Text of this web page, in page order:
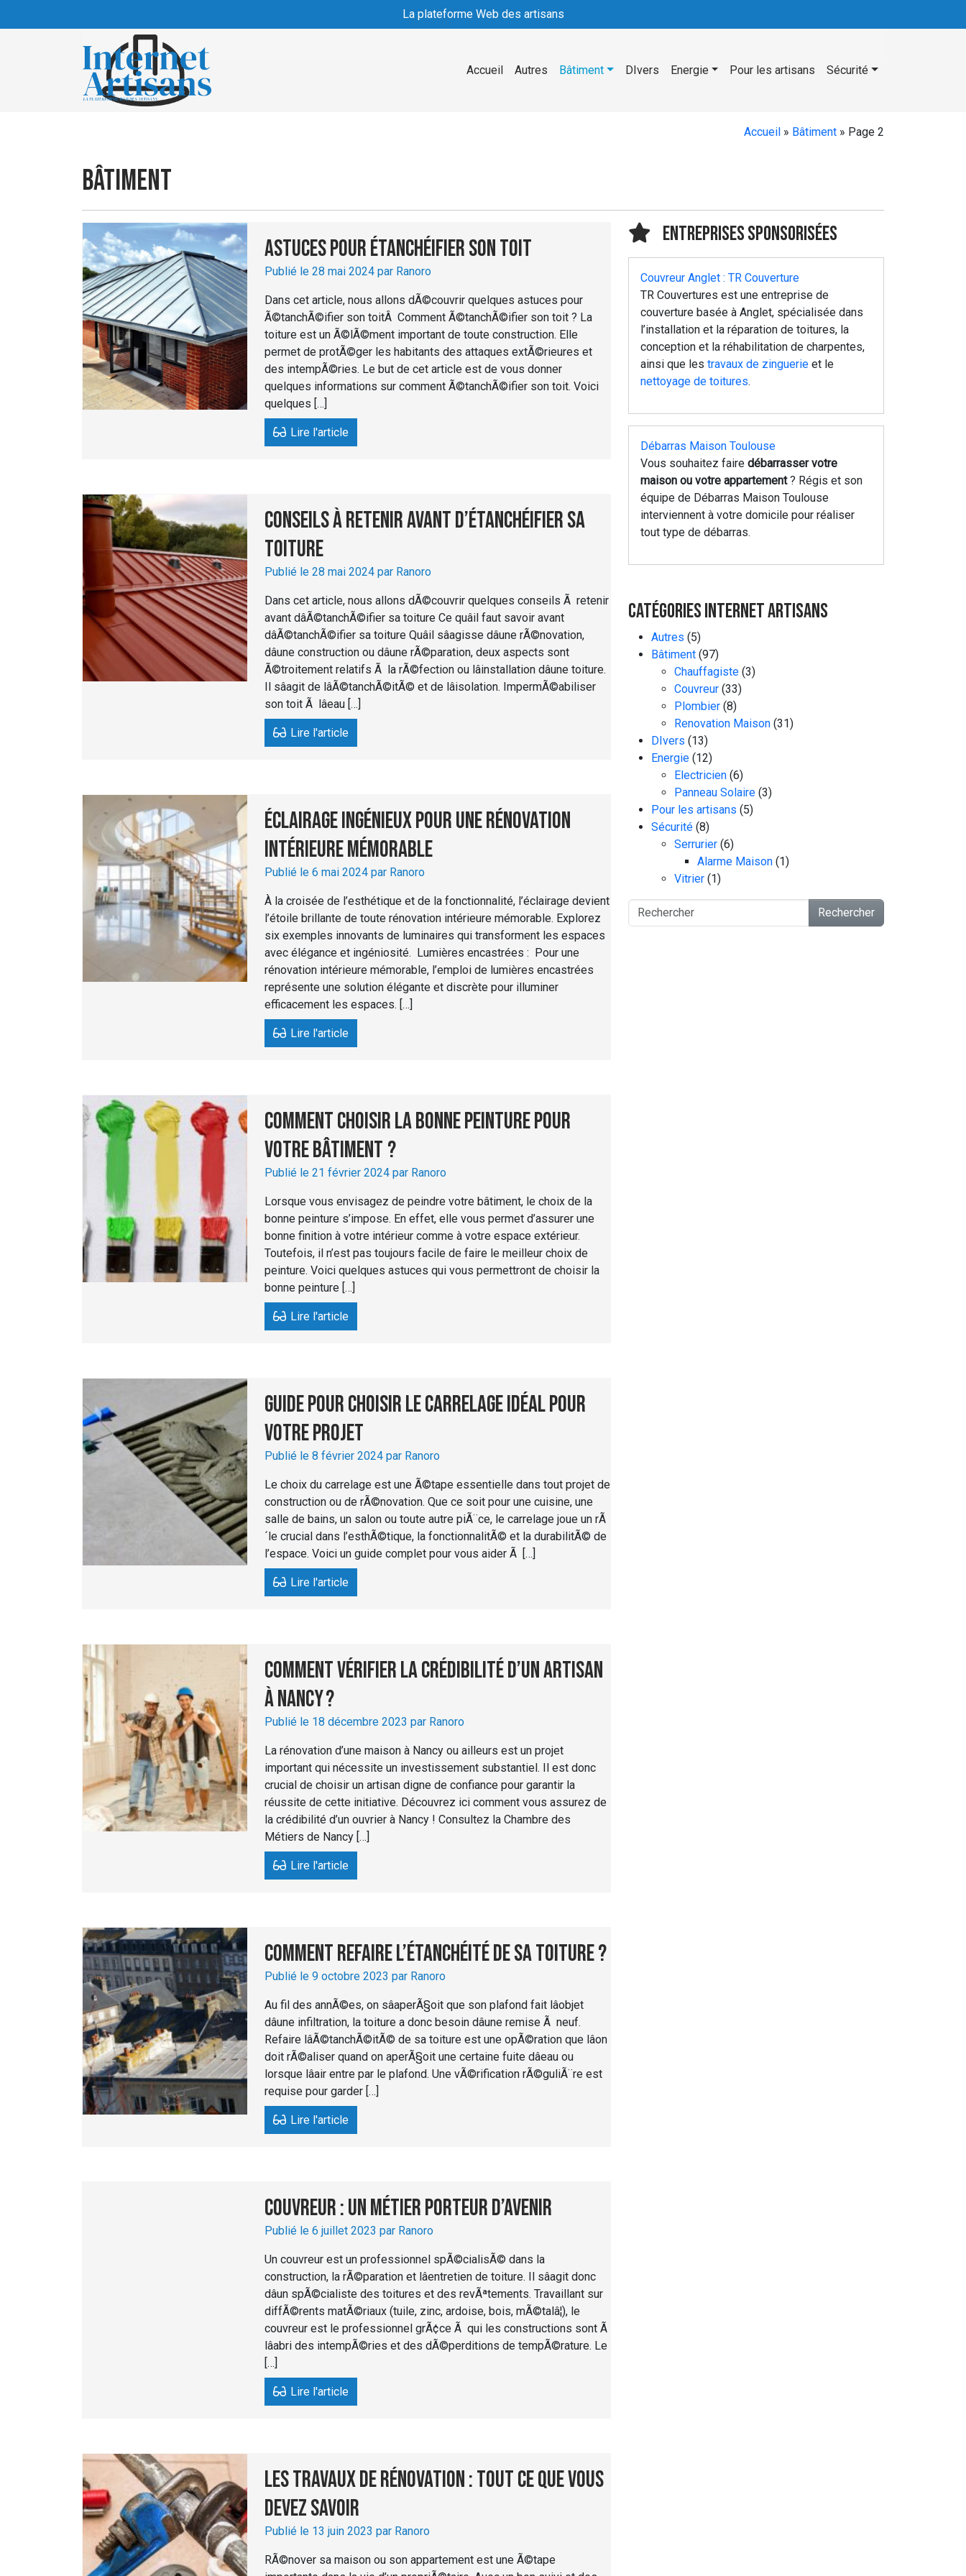
La plateforme Web des artisans
Accueil Autres Bâtiment DIvers Energie Pour les artisans Sécurité
Accueil » Bâtiment » Page 2
Bâtiment
Astuces pour étanchéifier son toit
Publié le 28 mai 2024 par Ranoro
Dans cet article, nous allons dÃ©couvrir quelques astuces pour
Ã©tanchÃ©ifier son toitÂ Comment Ã©tanchÃ©ifier son toit ? La
toiture est un Ã©lÃ©ment important de toute construction. Elle
permet de protÃ©ger les habitants des attaques extÃ©rieures et
des intempÃ©ries. Le but de cet article est de vous donner
quelques informations sur comment Ã©tanchÃ©ifier son toit. Voici
quelques […]
Lire l'article
Conseils à retenir avant d’étanchéifier sa
toiture
Publié le 28 mai 2024 par Ranoro
Dans cet article, nous allons dÃ©couvrir quelques conseils Ã retenir
avant dâÃ©tanchÃ©ifier sa toiture Ce quâil faut savoir avant
dâÃ©tanchÃ©ifier sa toiture Quâil sâagisse dâune rÃ©novation,
dâune construction ou dâune rÃ©paration, deux aspects sont
Ã©troitement relatifs Ã la rÃ©fection ou lâinstallation dâune toiture.
Il sâagit de lâÃ©tanchÃ©itÃ© et de lâisolation. ImpermÃ©abiliser
son toit Ã lâeau […]
Lire l'article
Éclairage ingénieux pour une rénovation
intérieure mémorable
Publié le 6 mai 2024 par Ranoro
À la croisée de l’esthétique et de la fonctionnalité, l’éclairage devient
l’étoile brillante de toute rénovation intérieure mémorable. Explorez
six exemples innovants de luminaires qui transforment les espaces
avec élégance et ingéniosité. Lumières encastrées : Pour une
rénovation intérieure mémorable, l’emploi de lumières encastrées
représente une solution élégante et discrète pour illuminer
efficacement les espaces. […]
Lire l'article
Comment choisir la bonne peinture pour
votre bâtiment ?
Publié le 21 février 2024 par Ranoro
Lorsque vous envisagez de peindre votre bâtiment, le choix de la
bonne peinture s’impose. En effet, elle vous permet d’assurer une
bonne finition à votre intérieur comme à votre espace extérieur.
Toutefois, il n’est pas toujours facile de faire le meilleur choix de
peinture. Voici quelques astuces qui vous permettront de choisir la
bonne peinture […]
Lire l'article
Guide pour choisir le carrelage idéal pour
votre projet
Publié le 8 février 2024 par Ranoro
Le choix du carrelage est une Ã©tape essentielle dans tout projet de
construction ou de rÃ©novation. Que ce soit pour une cuisine, une
salle de bains, un salon ou toute autre piÃ¨ce, le carrelage joue un rÃ
´le crucial dans l’esthÃ©tique, la fonctionnalitÃ© et la durabilitÃ© de
l’espace. Voici un guide complet pour vous aider Ã […]
Lire l'article
Comment vérifier la crédibilité d’un artisan
à Nancy ?
Publié le 18 décembre 2023 par Ranoro
La rénovation d’une maison à Nancy ou ailleurs est un projet
important qui nécessite un investissement substantiel. Il est donc
crucial de choisir un artisan digne de confiance pour garantir la
réussite de cette initiative. Découvrez ici comment vous assurez de
la crédibilité d’un ouvrier à Nancy ! Consultez la Chambre des
Métiers de Nancy […]
Lire l'article
Comment refaire l’étanchéité de sa toiture ?
Publié le 9 octobre 2023 par Ranoro
Au fil des annÃ©es, on sâaperÃ§oit que son plafond fait lâobjet
dâune infiltration, la toiture a donc besoin dâune remise Ã neuf.
Refaire lâÃ©tanchÃ©itÃ© de sa toiture est une opÃ©ration que lâon
doit rÃ©aliser quand on aperÃ§oit une certaine fuite dâeau ou
lorsque lâair entre par le plafond. Une vÃ©rification rÃ©guliÃ¨re est
requise pour garder […]
Lire l'article
Couvreur : un métier porteur d’avenir
Publié le 6 juillet 2023 par Ranoro
Un couvreur est un professionnel spÃ©cialisÃ© dans la
construction, la rÃ©paration et lâentretien de toiture. Il sâagit donc
dâun spÃ©cialiste des toitures et des revÃªtements. Travaillant sur
diffÃ©rents matÃ©riaux (tuile, zinc, ardoise, bois, mÃ©talâ¦), le
couvreur est le professionnel grÃ¢ce Ã qui les constructions sont Ã
lâabri des intempÃ©ries et des dÃ©perditions de tempÃ©rature. Le
[…]
Lire l'article
Les travaux de rénovation : tout ce que vous
devez savoir
Publié le 13 juin 2023 par Ranoro
RÃ©nover sa maison ou son appartement est une Ã©tape
Entreprises sponsorisées
Couvreur Anglet : TR Couverture
TR Couvertures est une entreprise de
couverture basée à Anglet, spécialisée dans
l’installation et la réparation de toitures, la
conception et la réhabilitation de charpentes,
ainsi que les travaux de zinguerie et le
nettoyage de toitures.
Débarras Maison Toulouse
Vous souhaitez faire débarrasser votre
maison ou votre appartement? Régis et son
équipe de Débarras Maison Toulouse
interviennent à votre domicile pour réaliser
tout type de débarras.
Catégories Internet Artisans
Autres (5)
Bâtiment (97)
Chauffagiste (3)
Couvreur (33)
Plombier (8)
Renovation Maison (31)
DIvers (13)
Energie (12)
Electricien (6)
Panneau Solaire (3)
Pour les artisans (5)
Sécurité (8)
Serrurier (6)
Alarme Maison (1)
Vitrier (1)
Rechercher